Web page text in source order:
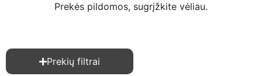
Prekės pildomos, sugrįžkite vėliau.
Prekių filtrai